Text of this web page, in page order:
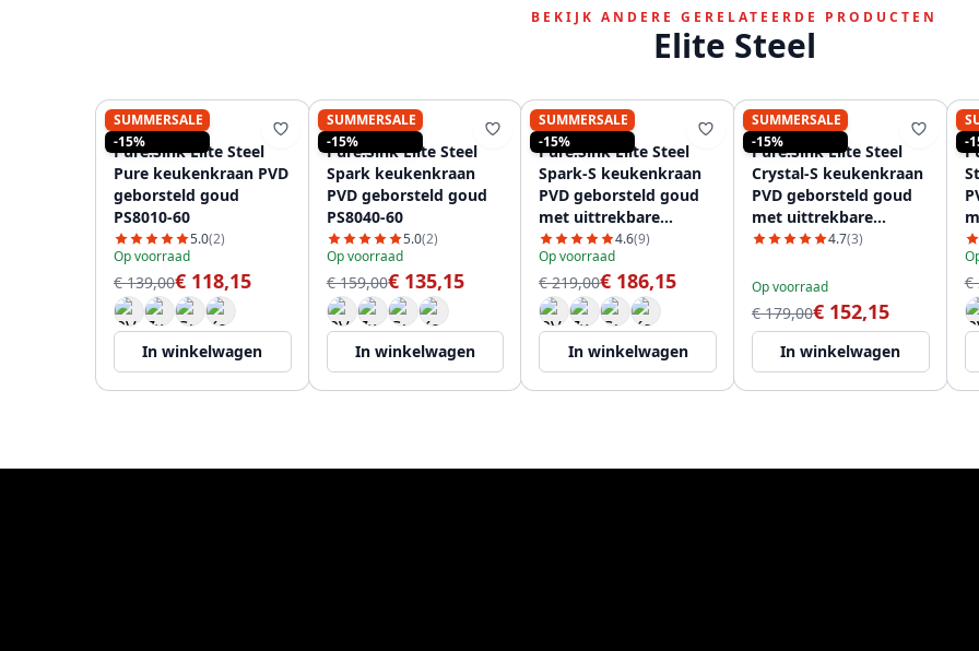
BEKIJK ANDERE GERELATEERDE PRODUCTEN
Elite Steel
SUMMERSALE
-15%
PURE.SINK
Pure.Sink Elite Steel
Pure keukenkraan PVD
geborsteld goud
PS8010-60
5.0(2)
Op voorraad
€ 139,00€ 118,15
In winkelwagen
SUMMERSALE
-15%
PURE.SINK
Pure.Sink Elite Steel
Spark keukenkraan
PVD geborsteld goud
PS8040-60
5.0(2)
Op voorraad
€ 159,00€ 135,15
In winkelwagen
SUMMERSALE
-15%
PURE.SINK
Pure.Sink Elite Steel
Spark-S keukenkraan
PVD geborsteld goud
met uittrekbare
uitloop PS8041-60
4.6(9)
Op voorraad
€ 219,00€ 186,15
In winkelwagen
SUMMERSALE
-15%
PURE.SINK
Pure.Sink Elite Steel
Crystal-S keukenkraan
PVD geborsteld goud
met uittrekbare
uitloop PS8050-60
4.7(3)
Op voorraad
€ 179,00€ 152,15
In winkelwagen
-
€